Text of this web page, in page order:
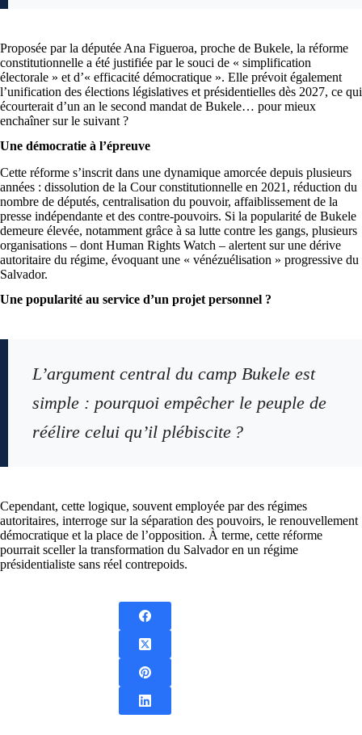
Proposée par la députée Ana Figueroa, proche de Bukele, la réforme
constitutionnelle a été justifiée par le souci de « simplification
électorale » et d’« efficacité démocratique ». Elle prévoit également
l’unification des élections législatives et présidentielles dès 2027, ce qui
écourterait d’un an le second mandat de Bukele… pour mieux
enchaîner sur le suivant ?
Une démocratie à l’épreuve
Cette réforme s’inscrit dans une dynamique amorcée depuis plusieurs
années : dissolution de la Cour constitutionnelle en 2021, réduction du
nombre de députés, centralisation du pouvoir, affaiblissement de la
presse indépendante et des contre-pouvoirs. Si la popularité de Bukele
demeure élevée, notamment grâce à sa lutte contre les gangs, plusieurs
organisations – dont Human Rights Watch – alertent sur une dérive
autoritaire du régime, évoquant une « vénézuélisation » progressive du
Salvador.
Une popularité au service d’un projet personnel ?
L’argument central du camp Bukele est
simple : pourquoi empêcher le peuple de
réélire celui qu’il plébiscite ?
Cependant, cette logique, souvent employée par des régimes
autoritaires, interroge sur la séparation des pouvoirs, le renouvellement
démocratique et la place de l’opposition. À terme, cette réforme
pourrait sceller la transformation du Salvador en un régime
présidentialiste sans réel contrepoids.